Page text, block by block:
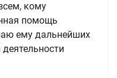
кому
помощь
ему дальнейших